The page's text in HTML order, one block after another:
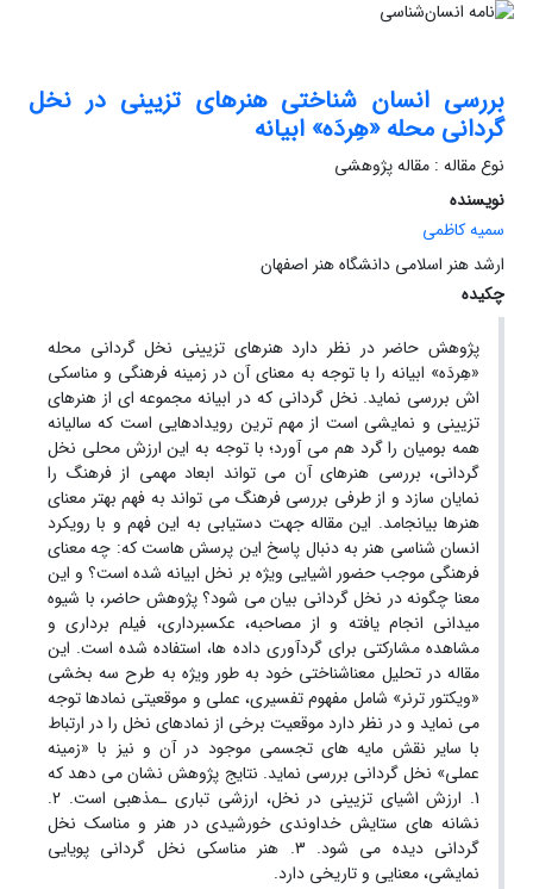
بررسی انسان شناختی هنرهای تزیینی در نخل
گردانی محله «هِردَه» ابیانه
نوع مقاله : مقاله پژوهشی
نویسنده
سمیه کاظمی
ارشد هنر اسلامی دانشگاه هنر اصفهان
چکیده
پژوهش حاضر در نظر دارد هنرهای تزیینی نخل گردانی محله
«هِردَه» ابیانه را با توجه به معنای آن در زمینه فرهنگی و مناسکی
اش بررسی نماید. نخل گردانی که در ابیانه مجموعه ای از هنرهای
تزیینی و نمایشی است از مهم ترین رویدادهایی است که سالیانه
همه بومیان را گرد هم می آورد؛ با توجه به این ارزش محلی نخل
گردانی، بررسی هنرهای آن می تواند ابعاد مهمی از فرهنگ را
نمایان سازد و از طرفی بررسی فرهنگ می تواند به فهم بهتر معنای
هنرها بیانجامد. این مقاله جهت دستیابی به این فهم و با رویکرد
انسان شناسی هنر به دنبال پاسخ این پرسش هاست که: چه معنای
فرهنگی موجب حضور اشیایی ویژه بر نخل ابیانه شده است؟ و این
معنا چگونه در نخل گردانی بیان می شود؟ پژوهش حاضر، با شیوه
میدانی انجام یافته و از مصاحبه، عکسبرداری، فیلم برداری و
مشاهده مشارکتی برای گردآوری داده ها، استفاده شده است. این
مقاله در تحلیل معناشناختی خود به طور ویژه به طرح سه بخشی
«ویکتور ترنر» شامل مفهوم تفسیری، عملی و موقعیتی نمادها توجه
می نماید و در نظر دارد موقعیت برخی از نمادهای نخل را در ارتباط
با سایر نقش مایه های تجسمی موجود در آن و نیز با «زمینه
عملی» نخل گردانی بررسی نماید. نتایج پژوهش نشان می دهد که
1. ارزش اشیای تزیینی در نخل، ارزشی تباری ـمذهبی است. 2.
نشانه های ستایش خداوندی خورشیدی در هنر و مناسک نخل
گردانی دیده می شود. 3. هنر مناسکی نخل گردانی پویایی
نمایشی، معنایی و تاریخی دارد.